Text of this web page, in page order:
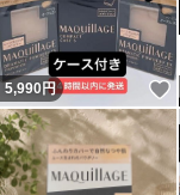
5,990円